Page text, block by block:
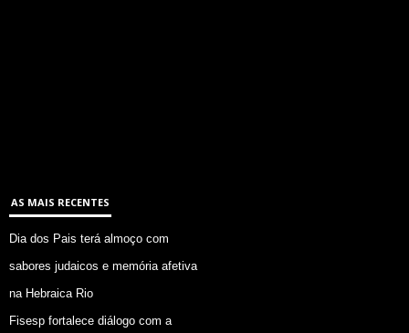
AS MAIS RECENTES
Dia dos Pais terá almoço com
sabores judaicos e memória afetiva
na Hebraica Rio
Fisesp fortalece diálogo com a